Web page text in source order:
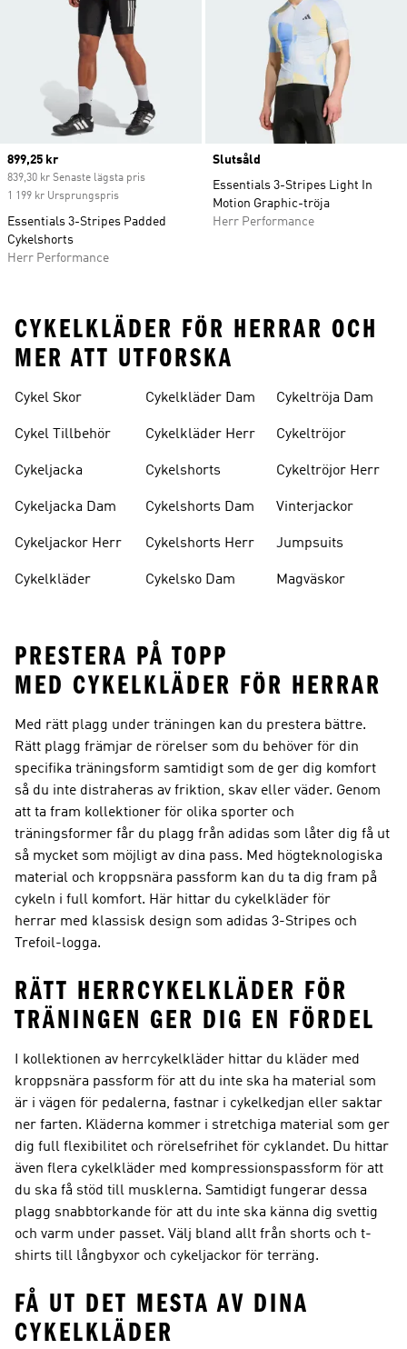
Current price
899,25 kr
839,30 kr Senaste lägsta pris
1 199 kr Ursprungspris
Essentials 3-Stripes Padded
Cykelshorts
Herr Performance
Slutsåld
Essentials 3-Stripes Light In
Motion Graphic-tröja
Herr Performance
CYKELKLÄDER FÖR HERRAR OCH
MER ATT UTFORSKA
Cykel Skor
Cykel Tillbehör
Cykeljacka
Cykeljacka Dam
Cykeljackor Herr
Cykelkläder
Cykelkläder Dam
Cykelkläder Herr
Cykelshorts
Cykelshorts Dam
Cykelshorts Herr
Cykelsko Dam
Cykeltröja Dam
Cykeltröjor
Cykeltröjor Herr
Vinterjackor
Jumpsuits
Magväskor
PRESTERA PÅ TOPP
MED CYKELKLÄDER FÖR HERRAR
Med rätt plagg under träningen kan du prestera bättre.
Rätt plagg främjar de rörelser som du behöver för din
specifika träningsform samtidigt som de ger dig komfort
så du inte distraheras av friktion, skav eller väder. Genom
att ta fram kollektioner för olika sporter och
träningsformer får du plagg från adidas som låter dig få ut
så mycket som möjligt av dina pass. Med högteknologiska
material och kroppsnära passform kan du ta dig fram på
cykeln i full komfort. Här hittar du cykelkläder för
herrar med klassisk design som adidas 3-Stripes och
Trefoil-logga.
RÄTT HERRCYKELKLÄDER FÖR
TRÄNINGEN GER DIG EN FÖRDEL
I kollektionen av herrcykelkläder hittar du kläder med
kroppsnära passform för att du inte ska ha material som
är i vägen för pedalerna, fastnar i cykelkedjan eller saktar
ner farten. Kläderna kommer i stretchiga material som ger
dig full flexibilitet och rörelsefrihet för cyklandet. Du hittar
även flera cykelkläder med kompressionspassform för att
du ska få stöd till musklerna. Samtidigt fungerar dessa
plagg snabbtorkande för att du inte ska känna dig svettig
och varm under passet. Välj bland allt från shorts och t-
shirts till långbyxor och cykeljackor för terräng.
FÅ UT DET MESTA AV DINA
CYKELKLÄDER